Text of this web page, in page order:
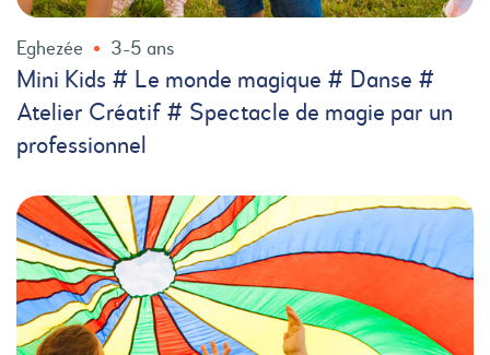
Eghezée 3-5 ans
Mini Kids # Le monde magique # Danse #
Atelier Créatif # Spectacle de magie par un
professionnel